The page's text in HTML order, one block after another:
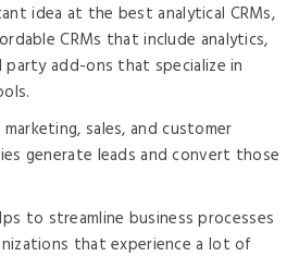
idea at the best analytical CRMs,
CRMs that include analytics,
add-ons that specialize in
sales, and customer
generate leads and convert those
to streamline business processes
that experience a lot of